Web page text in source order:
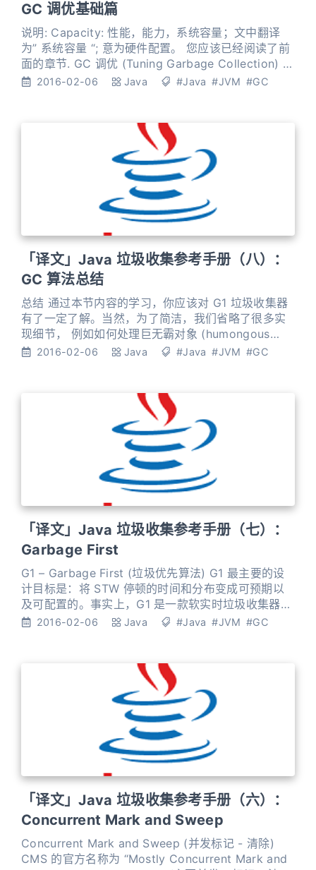
GC 调优基础篇
说明: Capacity: 性能，能力，系统容量；文中翻译
为” 系统容量 “; 意为硬件配置。 您应该已经阅读了前
面的章节. GC 调优 (Tuning Garbage Collection) 和
其他性能调优是同样的原理。初学者可能会被 200 多
2016-02-06 Java #Java #JVM #GC
「译文」Java 垃圾收集参考手册（八）：
GC 算法总结
总结 通过本节内容的学习，你应该对 G1 垃圾收集器
有了一定了解。当然，为了简洁，我们省略了很多实
现细节， 例如如何处理巨无霸对象 (humongous
objects)。 综合来看，G1 是 HotSpot 中最先进的
G1 上面，在新的 java 版本中，将会带来新的
2016-02-06 Java #Java #JVM #GC
「译文」Java 垃圾收集参考手册（七）：
Garbage First
G1 – Garbage First (垃圾优先算法) G1 最主要的设
计目标是：将 STW 停顿的时间和分布变成可预期以
及可配置的。事实上，G1 是一款软实时垃圾收集器，
也就是说可以为其设置某项特定的性能指标。可以指
Garbage-First GC 会尽力达成这个目标 (有很大的概
2016-02-06 Java #Java #JVM #GC
「译文」Java 垃圾收集参考手册（六）：
Concurrent Mark and Sweep
Concurrent Mark and Sweep (并发标记 - 清除)
CMS 的官方名称为 “Mostly Concurrent Mark and